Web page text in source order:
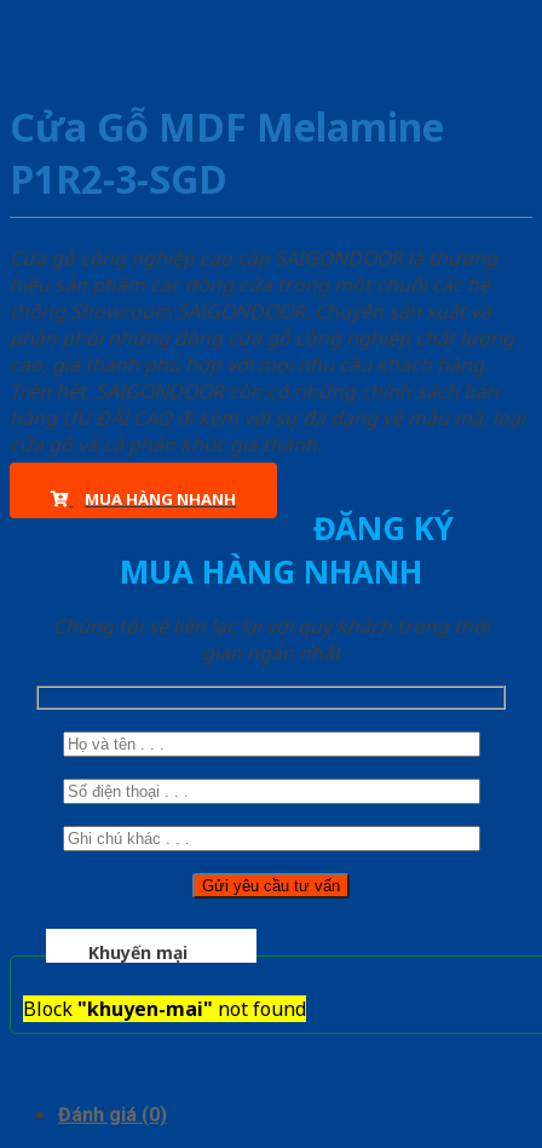
Cửa Gỗ MDF Melamine
P1R2-3-SGD
Cửa gỗ công nghiệp cao cấp SAIGONDOOR là thương
hiệu sản phẩm các dòng cửa trong một chuỗi các hệ
thống Showroom SAIGONDOOR. Chuyên sản xuất và
phân phối những dòng cửa gỗ công nghiệp chất lượng
cao, giá thành phù hợp với mọi nhu cầu khách hàng.
Trên hết, SAIGONDOOR còn có những chính sách bán
hàng ƯU ĐÃI CAO đi kèm với sự đa dạng về mẫu mã, loại
cửa gỗ và cả phân khúc giá thành.
MUA HÀNG NHANH
ĐĂNG KÝ
MUA HÀNG NHANH
Chúng tôi sẽ liên lạc lại với quý khách trong thời
gian ngắn nhất
Khuyến mại
Block "khuyen-mai" not found
Đánh giá (0)